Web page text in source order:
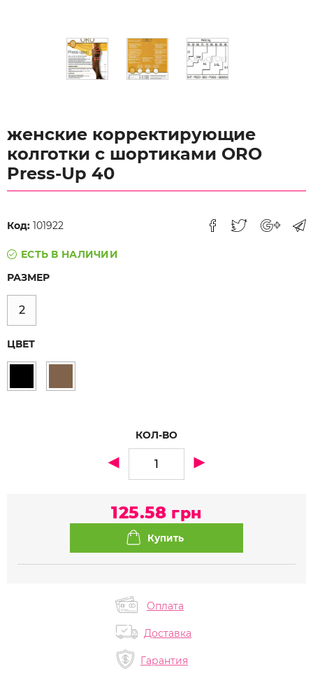
женские корректирующие
колготки с шортиками ORO
Press-Up 40
Код: 101922
ЕСТЬ В НАЛИЧИИ
РАЗМЕР
2
ЦВЕТ
КОЛ-ВО
125.58 грн
Оплата
Доставка
Гарантия